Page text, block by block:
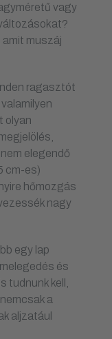
vagy
amit muszáj
ragasztót
olyan
elegendő
cm-es)
hőmozgás
nagy
egy lap
és
tudnunk kell,
a
aljzatául